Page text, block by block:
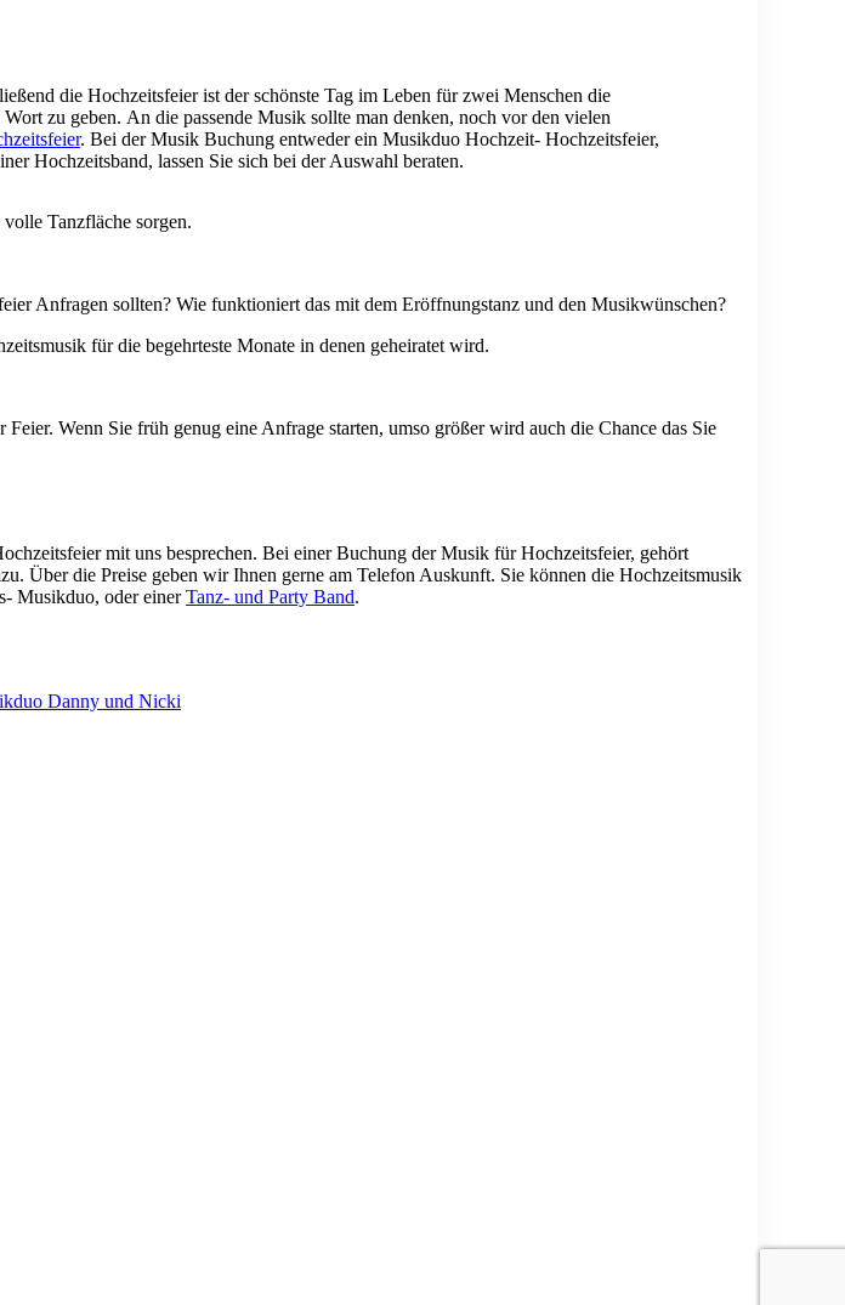
die Hochzeitsfeier ist der schönste Tag im Leben für zwei Menschen die
Wort zu geben. An die passende Musik sollte man denken, noch vor den vielen
. Bei der Musik Buchung entweder ein Musikduo Hochzeit- Hochzeitsfeier,
Hochzeitsband, lassen Sie sich bei der Auswahl beraten.
Tanzfläche sorgen.
Anfragen sollten? Wie funktioniert das mit dem Eröffnungstanz und den Musikwünschen?
für die begehrteste Monate in denen geheiratet wird.
Wenn Sie früh genug eine Anfrage starten, umso größer wird auch die Chance das Sie
mit uns besprechen. Bei einer Buchung der Musik für Hochzeitsfeier, gehört
Über die Preise geben wir Ihnen gerne am Telefon Auskunft. Sie können die Hochzeitsmusik
Musikduo, oder einerTanz- und Party Band.